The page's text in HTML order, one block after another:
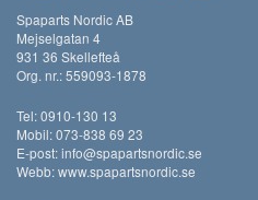
Spaparts Nordic AB
Mejselgatan 4
931 36 Skellefteå
Org. nr.: 559093-1878
Tel: 0910-130 13
Mobil: 073-838 69 23
E-post:info@spapartsnordic.se
Webb:www.spapartsnordic.se